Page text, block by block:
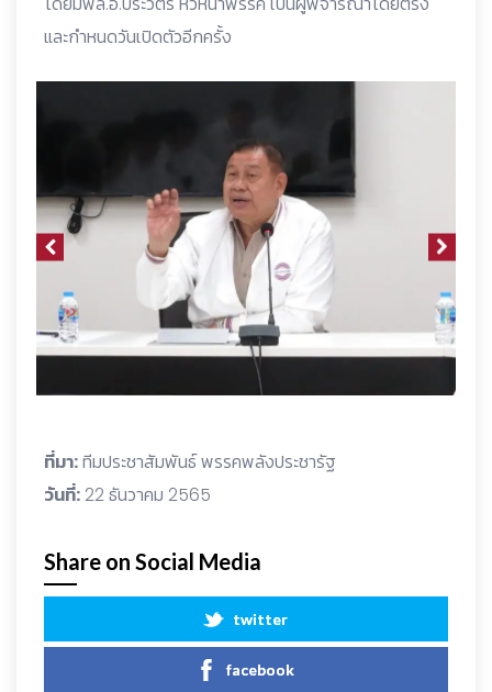
และกำหนดวันเปิดตัวอีกครั้ง
ที่มา:ทีมประชาสัมพันธ์ พรรคพลังประชารัฐ
วันที่: 22 ธันวาคม 2565
Share on Social Media
twitter
facebook